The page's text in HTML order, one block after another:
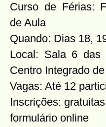
Curso de Férias:
de Aula
Quando: Dias 18,
Local: Sala 6 das
Centro Integrado
Vagas: Até 12
Inscrições:
formulário online